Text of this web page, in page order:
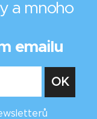
a mnoho
emailu